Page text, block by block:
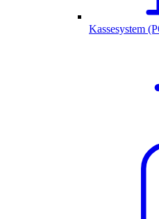
Kassesystem